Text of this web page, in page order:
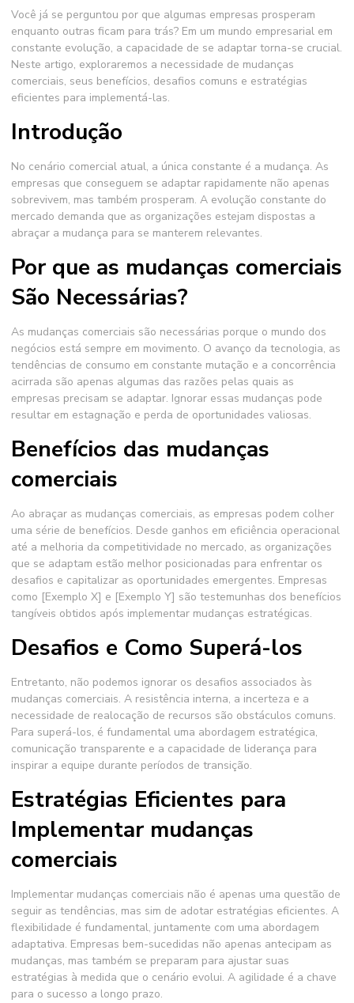
Você já se perguntou por que algumas empresas prosperam
enquanto outras ficam para trás? Em um mundo empresarial em
constante evolução, a capacidade de se adaptar torna-se crucial.
Neste artigo, exploraremos a necessidade de mudanças
comerciais, seus benefícios, desafios comuns e estratégias
eficientes para implementá-las.
Introdução
No cenário comercial atual, a única constante é a mudança. As
empresas que conseguem se adaptar rapidamente não apenas
sobrevivem, mas também prosperam. A evolução constante do
mercado demanda que as organizações estejam dispostas a
abraçar a mudança para se manterem relevantes.
Por que as mudanças comerciais
São Necessárias?
As mudanças comerciais são necessárias porque o mundo dos
negócios está sempre em movimento. O avanço da tecnologia, as
tendências de consumo em constante mutação e a concorrência
acirrada são apenas algumas das razões pelas quais as
empresas precisam se adaptar. Ignorar essas mudanças pode
resultar em estagnação e perda de oportunidades valiosas.
Benefícios das mudanças
comerciais
Ao abraçar as mudanças comerciais, as empresas podem colher
uma série de benefícios. Desde ganhos em eficiência operacional
até a melhoria da competitividade no mercado, as organizações
que se adaptam estão melhor posicionadas para enfrentar os
desafios e capitalizar as oportunidades emergentes. Empresas
como [Exemplo X] e [Exemplo Y] são testemunhas dos benefícios
tangíveis obtidos após implementar mudanças estratégicas.
Desafios e Como Superá-los
Entretanto, não podemos ignorar os desafios associados às
mudanças comerciais. A resistência interna, a incerteza e a
necessidade de realocação de recursos são obstáculos comuns.
Para superá-los, é fundamental uma abordagem estratégica,
comunicação transparente e a capacidade de liderança para
inspirar a equipe durante períodos de transição.
Estratégias Eficientes para
Implementar mudanças
comerciais
Implementar mudanças comerciais não é apenas uma questão de
seguir as tendências, mas sim de adotar estratégias eficientes. A
flexibilidade é fundamental, juntamente com uma abordagem
adaptativa. Empresas bem-sucedidas não apenas antecipam as
mudanças, mas também se preparam para ajustar suas
estratégias à medida que o cenário evolui. A agilidade é a chave
para o sucesso a longo prazo.